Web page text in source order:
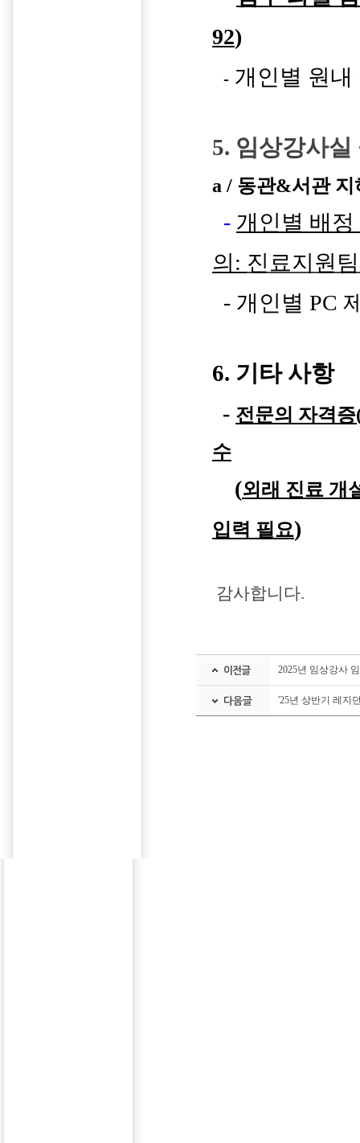
92)
- 개인별 원내
5. 임상강사실
a / 동관&서관 지
- 개인별 배
의: 진료지원
- 개인별 PC
6. 기타 사항
- 전문의 자격
수
(외래 진료 개
입력 필요)
감사합니다.
2025년 임상강사
'25년 상반기 레지